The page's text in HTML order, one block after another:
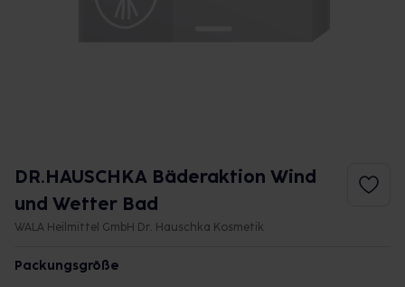
DR.HAUSCHKA Bäderaktion Wind
und Wetter Bad
WALA Heilmittel GmbH Dr. Hauschka Kosmetik
Packungsgröße